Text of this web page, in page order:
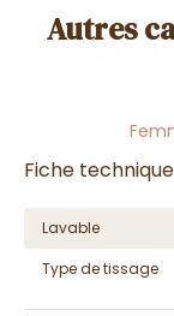
Autres
Fiche technique
Lavable
Type de tissage